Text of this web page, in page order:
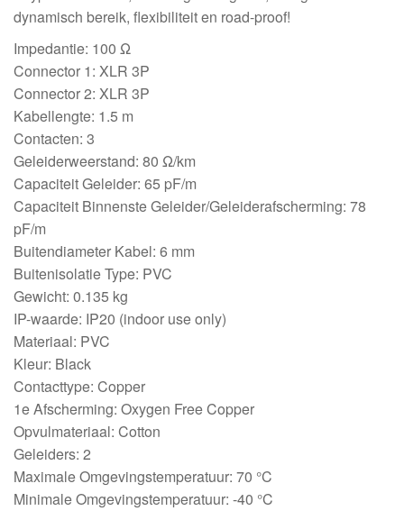
dynamisch bereik, flexibiliteit en road-proof!
Impedantie: 100 Ω
Connector 1: XLR 3P
Connector 2: XLR 3P
Kabellengte: 1.5 m
Contacten: 3
Geleiderweerstand: 80 Ω/km
Capaciteit Geleider: 65 pF/m
Capaciteit Binnenste Geleider/Geleiderafscherming: 78
pF/m
Buitendiameter Kabel: 6 mm
Buitenisolatie Type: PVC
Gewicht: 0.135 kg
IP-waarde: IP20 (indoor use only)
Materiaal: PVC
Kleur: Black
Contacttype: Copper
1e Afscherming: Oxygen Free Copper
Opvulmateriaal: Cotton
Geleiders: 2
Maximale Omgevingstemperatuur: 70 °C
Minimale Omgevingstemperatuur: -40 °C